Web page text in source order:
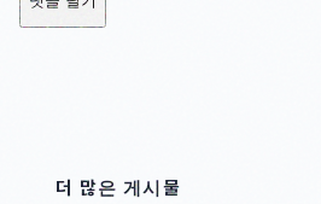
더 많은 게시물